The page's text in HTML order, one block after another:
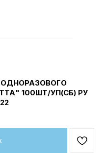
100ШТ/УП(СБ) РУ